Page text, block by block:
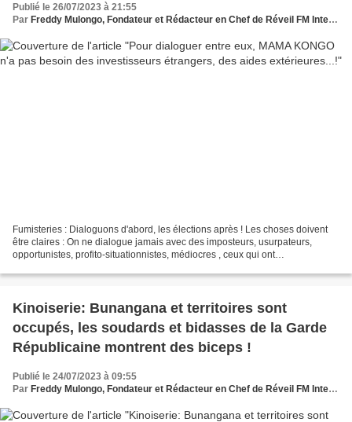
Publié le 26/07/2023 à 21:55
Par Freddy Mulongo, Fondateur et Rédacteur en Chef de Réveil FM International
Fumisteries : Dialoguons d'abord, les élections après ! Les choses doivent
être claires : On ne dialogue jamais avec des imposteurs, usurpateurs,
opportunistes, profito-situationnistes, médiocres , ceux qui ont
Kinoiserie: Bunangana et territoires sont
occupés, les soudards et bidasses de la Garde
Républicaine montrent des biceps !
Publié le 24/07/2023 à 09:55
Par Freddy Mulongo, Fondateur et Rédacteur en Chef de Réveil FM International